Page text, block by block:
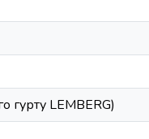
гурту LEMBERG)